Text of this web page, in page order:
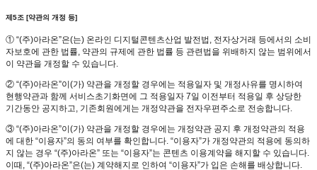
제5조 [약관의 개정 등]
① “(주)아라온”은(는) 온라인 디지털콘텐츠산업 발전법, 전자상거래 등에서의 소비
자보호에 관한 법률, 약관의 규제에 관한 법률 등 관련법을 위배하지 않는 범위에서
이 약관을 개정할 수 있습니다.
② “(주)아라온”이(가) 약관을 개정할 경우에는 적용일자 및 개정사유를 명시하여
현행약관과 함께 서비스초기화면에 그 적용일자 7일 이전부터 적용일 후 상당한
기간동안 공지하고, 기존회원에게는 개정약관을 전자우편주소로 전송합니다.
③ “(주)아라온”이(가) 약관을 개정할 경우에는 개정약관 공지 후 개정약관의 적용
에 대한 “이용자”의 동의 여부를 확인합니다. “이용자”가 개정약관의 적용에 동의하
지 않는 경우 “(주)아라온” 또는 “이용자”는 콘텐츠 이용계약을 해지할 수 있습니다.
이때, “(주)아라온”은(는) 계약해지로 인하여 “이용자”가 입은 손해를 배상합니다.